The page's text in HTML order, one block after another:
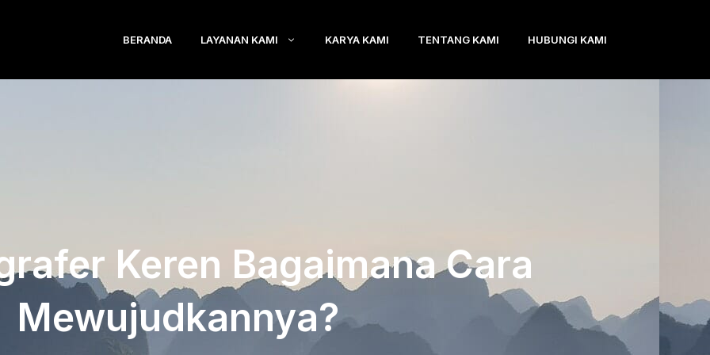
BERANDA LAYANAN KAMI KARYA KAMI TENTANG KAMI HUBUNGI KAMI
Keren Bagaimana Cara
Mewujudkannya?